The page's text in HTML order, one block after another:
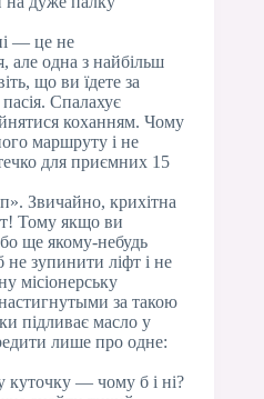
— це не
але одна з найбільш
що ви їдете за
Спалахує
коханням. Чому
маршруту і не
для приємних 15
Звичайно, крихітна
Тому якщо ви
ще якому-небудь
зупинити ліфт і не
місіонерську
за такою
підливає масло у
лише про одне:
куточку — чому б і ні?